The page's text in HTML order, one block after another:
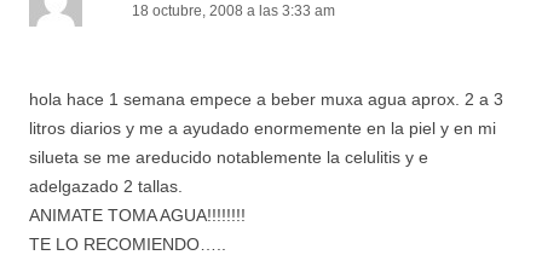
18 octubre, 2008 a las 3:33 am
hola hace 1 semana empece a beber muxa agua aprox. 2 a 3
litros diarios y me a ayudado enormemente en la piel y en mi
silueta se me areducido notablemente la celulitis y e
adelgazado 2 tallas.
ANIMATE TOMA AGUA!!!!!!!!
TE LO RECOMIENDO…..